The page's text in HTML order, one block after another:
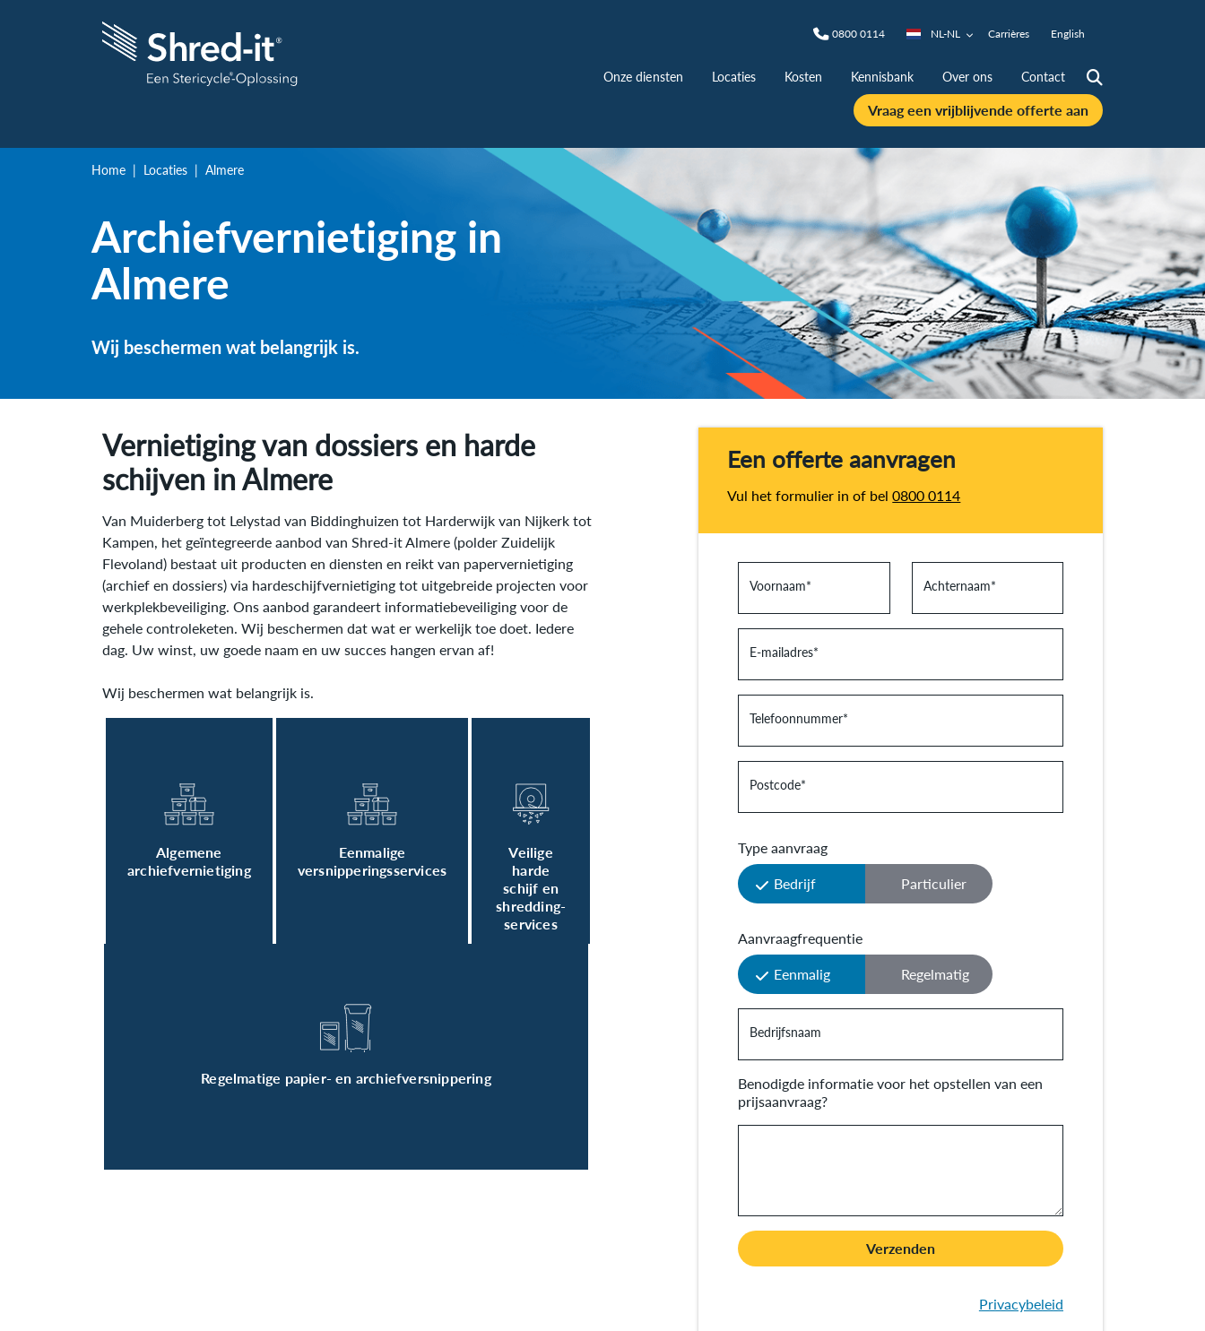
0800 0114 NL-NL Carrières English
Onze diensten Locaties Kosten Kennisbank Over ons Contact
Vraag een vrijblijvende offerte aan
Home Locaties Almere
Archiefvernietiging in
Almere
Wij beschermen wat belangrijk is.
Vernietiging van dossiers en harde
schijven inAlmere
Van Muiderberg tot Lelystad van Biddinghuizen tot Harderwijk van Nijkerk tot
Kampen, het geïntegreerde aanbod van Shred-it Almere (polder Zuidelijk
Flevoland) bestaat uit producten en diensten en reikt van papervernietiging
(archief en dossiers) via hardeschijfvernietiging tot uitgebreide projecten voor
werkplekbeveiliging. Ons aanbod garandeert informatiebeveiliging voor de
gehele controleketen. Wij beschermen dat wat er werkelijk toe doet. Iedere
dag. Uw winst, uw goede naam en uw succes hangen ervan af!
Wij beschermen wat belangrijk is.
Algemene
archiefvernietiging
Eenmalige
versnipperingsservices
Veilige
harde
schijf en
shredding-
services
Regelmatige papier- en archiefversnippering
Een offerte aanvragen
Vul het formulier in of bel0800 0114
Voornaam* Achternaam*
E-mailadres*
Telefoonnummer*
Postcode*
Type aanvraag
Bedrijf
Particulier
Aanvraagfrequentie
Eenmalig
Regelmatig
Bedrijfsnaam
Benodigde informatie voor het opstellen van een
prijsaanvraag?
Verzenden
Privacybeleid